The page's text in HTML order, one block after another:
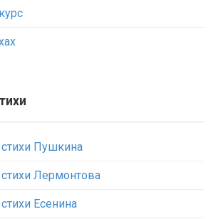
Пушкина
Лермонтова
Есенина